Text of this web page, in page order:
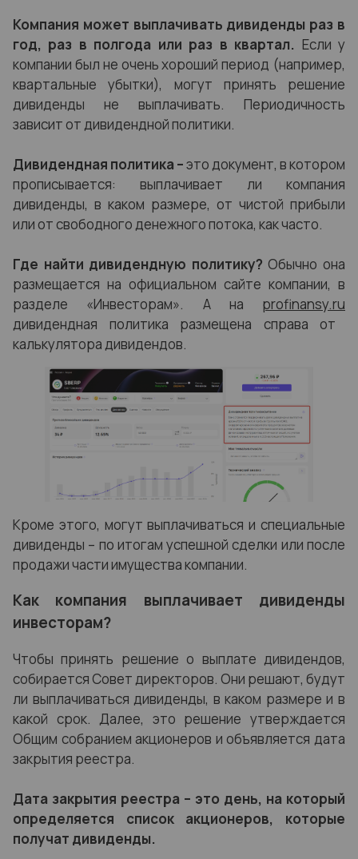
Компания может выплачивать дивиденды раз в
год, раз в полгода или раз в квартал. Если у
компании был не очень хороший период (например,
квартальные убытки), могут принять решение
дивиденды не выплачивать. Периодичность
зависит от дивидендной политики.
Дивидендная политика –это документ, в котором
прописывается: выплачивает ли компания
дивиденды, в каком размере, от чистой прибыли
или от свободного денежного потока, как часто.
Где найти дивидендную политику?Обычно она
размещается на официальном сайте компании, в
разделе «Инвесторам». А на profinansy.ru
дивидендная политика размещена справа от
калькулятора дивидендов.
Кроме этого, могут выплачиваться и специальные
дивиденды – по итогам успешной сделки или после
продажи части имущества компании.
Как компания выплачивает дивиденды
инвесторам?
Чтобы принять решение о выплате дивидендов,
собирается Совет директоров. Они решают, будут
ли выплачиваться дивиденды, в каком размере и в
какой срок. Далее, это решение утверждается
Общим собранием акционеров и объявляется дата
закрытия реестра.
Дата закрытия реестра – это день, на который
определяется список акционеров, которые
получат дивиденды.